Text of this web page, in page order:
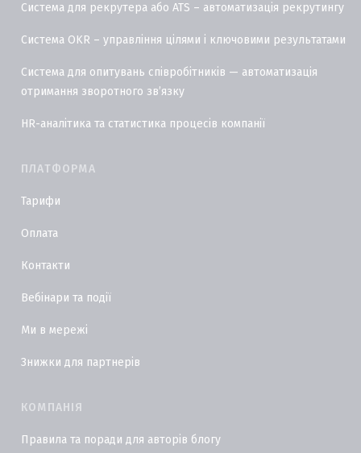
Система для рекрутера або ATS – автоматизація рекрутингу
Система OKR – управління цілями і ключовими результатами
Система для опитувань співробітників — автоматизація
отримання зворотного звʼязку
HR-аналітика та статистика процесів компанії
ПЛАТФОРМА
Тарифи
Оплата
Контакти
Вебінари та події
Ми в мережі
Знижки для партнерів
КОМПАНІЯ
Правила та поради для авторів блогу